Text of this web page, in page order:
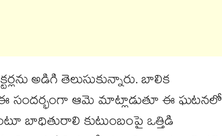
అడిగి తెలుసుకున్నారు. బాలిక
ఈ సందర్భంగా ఆమె మాట్లాడుతూ ఈ ఘటనలో
బాధితురాలి కుటుంబంపై ఒత్తిడి